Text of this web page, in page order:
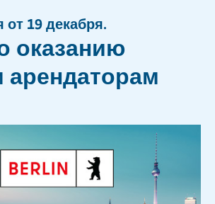
19 декабря.
оказанию